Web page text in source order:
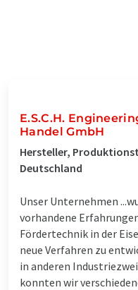
E.S.C.H.
Handel GmbH
Hersteller,
Deutschland
Unser Unternehmen
vorhandene
Fördertechnik in der
neue Verfahren zu
in anderen
konnten wir